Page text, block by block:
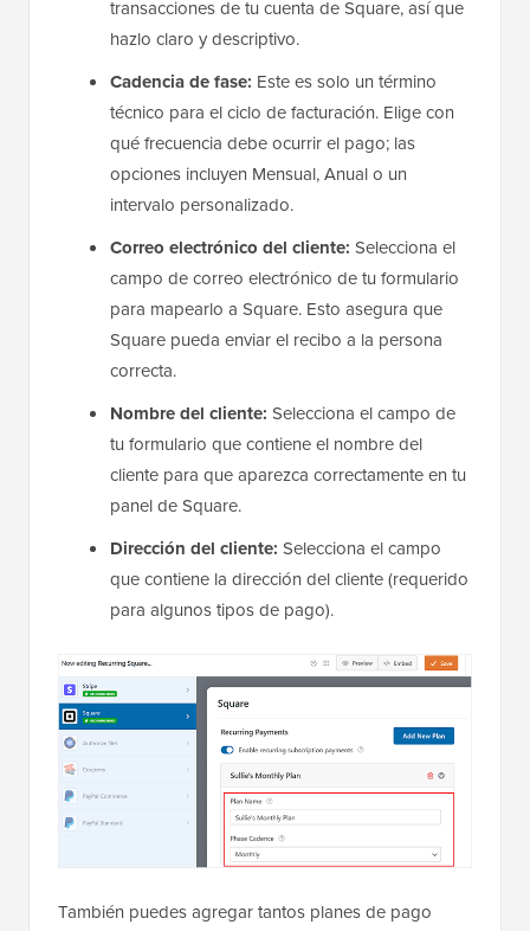
transacciones de tu cuenta de Square, así que
hazlo claro y descriptivo.
Cadencia de fase: Este es solo un término
técnico para el ciclo de facturación. Elige con
qué frecuencia debe ocurrir el pago; las
opciones incluyen Mensual, Anual o un
intervalo personalizado.
Correo electrónico del cliente: Selecciona el
campo de correo electrónico de tu formulario
para mapearlo a Square. Esto asegura que
Square pueda enviar el recibo a la persona
correcta.
Nombre del cliente: Selecciona el campo de
tu formulario que contiene el nombre del
cliente para que aparezca correctamente en tu
panel de Square.
Dirección del cliente: Selecciona el campo
que contiene la dirección del cliente (requerido
para algunos tipos de pago).
También puedes agregar tantos planes de pago